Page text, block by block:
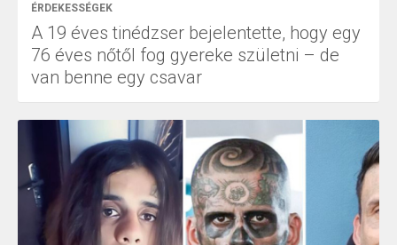
ÉRDEKESSÉGEK
A 19 éves tinédzser bejelentette, hogy egy
76 éves nőtől fog gyereke születni – de
van benne egy csavar